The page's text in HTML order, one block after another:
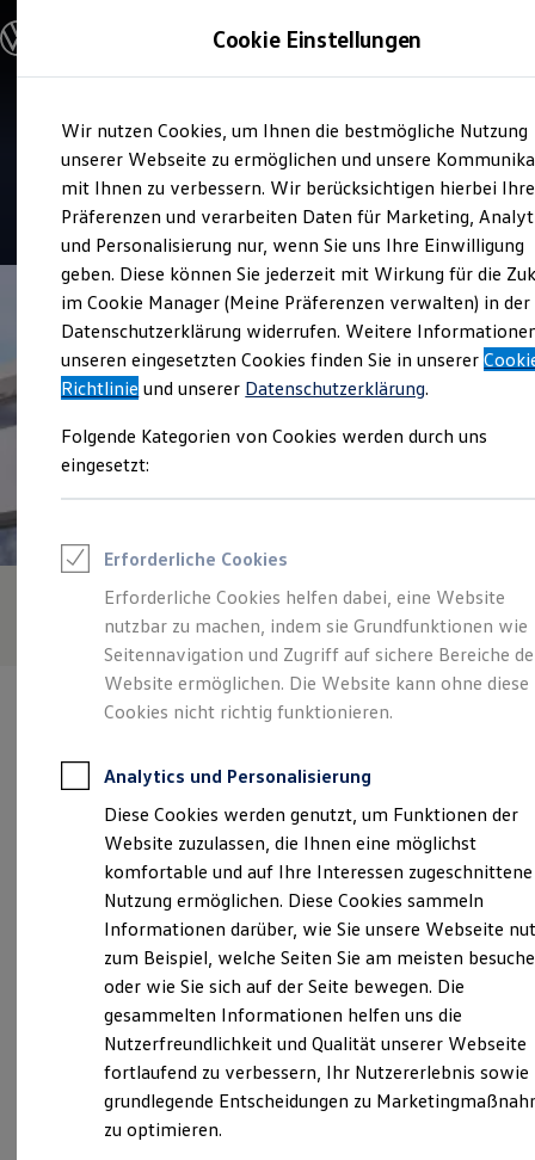
Hauptinhalt
springen
Footer
springen
Modelle & Konfigurator
Nutzfahrzeugkategorien entdecken
Modelle konfigurieren
Vorgängermodelle und Oldtimer
Vorgängermodelle
Oldtimer
Bulli Historie
Branchenlösungen & Gewerbekunden
Umbaulösungen und Hersteller finden
Auf- und Umbauten entdecken & konfigurieren
Groß- und Sonderkunden
Großkunden
Kommunen & Behörden
Journalisten
Sportvereine
Branchenlösungen
Gewerbliche Personenbeförderung
Service & mobile Werkstätten
Kühlfahrzeuge
ONE Business ID Vorteile
Fahrzeugsuche & Marktplatz
Fahrzeugsuche
Fahrzeuge online kaufen
Digitaler Marktplatz
Kauf & Finanzierung
Online-Fahrzeugbewertung
Aktionen & Angebote
Für Gewerbekunden
Profi Paket
TopDeal
Gebrauchtwagen
ProfiPartner für Gebrauchtwagen
Zertifizierte Gebrauchtwagen
Finanzierung
Für Privatkunden
Für Gewerbekunden
Leasing
Für Privatkunden
Für Gewerbekunden
Versicherungen & Garantien
Garantien
Kfz-Versicherung für Nutzfahrzeuge
Restschuldversicherung
Wartungsverträge
Besitzer & Service
Service
Auto Morgenstern
5|24 Bewertungen
Verantwortlich für die Inhalte auf dieser Seite ist die Auto
Morgenstern GmbH (Impressum & Rechtliches
Dr.-Wilhelm-Külz-Allee 2 B, 09496 Marienberg
info@auto-morgenstern.de
Montag-Freitag 06:30-18:00 Uhr
Samstag
07:30 -13:00 Uhr
Cookie Einstellungen
Wir nutzen Cookies, um Ihnen die bestmögliche Nutzung
unserer Webseite zu ermöglichen und unsere
mit Ihnen zu verbessern. Wir berücksichtigen hierbei Ihre
Präferenzen und verarbeiten Daten für Marketing,
und Personalisierung nur, wenn Sie uns Ihre Einwilligung
geben. Diese können Sie jederzeit mit Wirkung für die
im Cookie Manager (Meine Präferenzen verwalten) in der
Datenschutzerklärung widerrufen. Weitere
unseren eingesetzten Cookies finden Sie in unserer
Richtlinie und unserer Datenschutzerklärung.
Folgende Kategorien von Cookies werden durch uns
eingesetzt:
Erforderliche Cookies
Erforderliche Cookies helfen dabei, eine Website
nutzbar zu machen, indem sie Grundfunktionen wie
Seitennavigation und Zugriff auf sichere Bereiche
Website ermöglichen. Die Website kann ohne diese
Cookies nicht richtig funktionieren.
Analytics und Personalisierung
Diese Cookies werden genutzt, um Funktionen der
Website zuzulassen, die Ihnen eine möglichst
komfortable und auf Ihre Interessen zugeschnittene
Nutzung ermöglichen. Diese Cookies sammeln
Informationen darüber, wie Sie unsere Webseite
zum Beispiel, welche Seiten Sie am meisten
oder wie Sie sich auf der Seite bewegen. Die
gesammelten Informationen helfen uns die
Nutzerfreundlichkeit und Qualität unserer Webseite
fortlaufend zu verbessern, Ihr Nutzererlebnis sowie
grundlegende Entscheidungen zu
zu optimieren.